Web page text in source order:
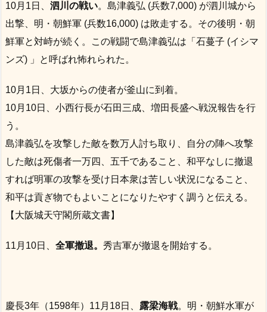
10月1日、 泗川の戦い。島津義弘 (兵数7,000) が泗川城から
出撃、明・朝鮮軍 (兵数16,000) は敗走する。その後明・朝
鮮軍と対峙が続く。この戦闘で島津義弘は「石蔓子 (イシマ
ンズ) 」と呼ばれ怖れられた。
10月1日、大坂からの使者が釜山に到着。
10月10日、小西行長が石田三成、増田長盛へ戦況報告を行
う。
島津義弘を攻撃した敵を数万人討ち取り、自分の陣へ攻撃
した敵は死傷者一万四、五千であること、和平なしに撤退
すれば明軍の攻撃を受け日本衆は苦しい状況になること、
和平は貢ぎ物でもよいことになりたやすく調うと伝える。
【大阪城天守閣所蔵文書】
11月10日、 全軍撤退。 秀吉軍が撤退を開始する。
慶長3年（1598年）11月18日、 露梁海戦。明・朝鮮水軍が